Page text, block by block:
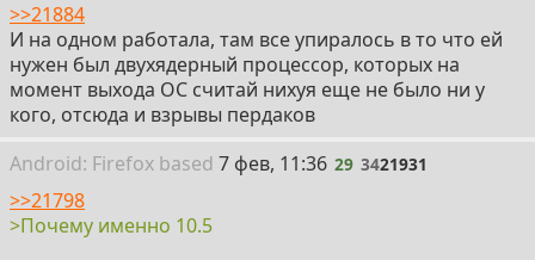
>>21884
И на одном работала, там все упиралось в то что ей
нужен был двухядерный процессор, которых на
момент выхода ОС считай нихуя еще не было ни у
кого, отсюда и взрывы пердаков
Android: Firefox based 29
7 фев, 11:36 29 3421931
>>21798
>Почему именно 10.5